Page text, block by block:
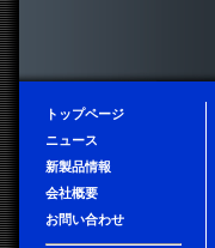
トップページ
ニュース
新製品情報
会社概要
お問い合わせ